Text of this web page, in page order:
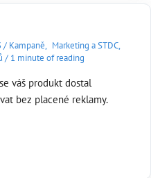
/ Kampaně, Marketing a STDC,
/ 1 minute of reading
váš produkt dostal
bez placené reklamy.